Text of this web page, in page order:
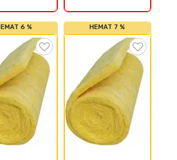
6 % HEMAT 7 %